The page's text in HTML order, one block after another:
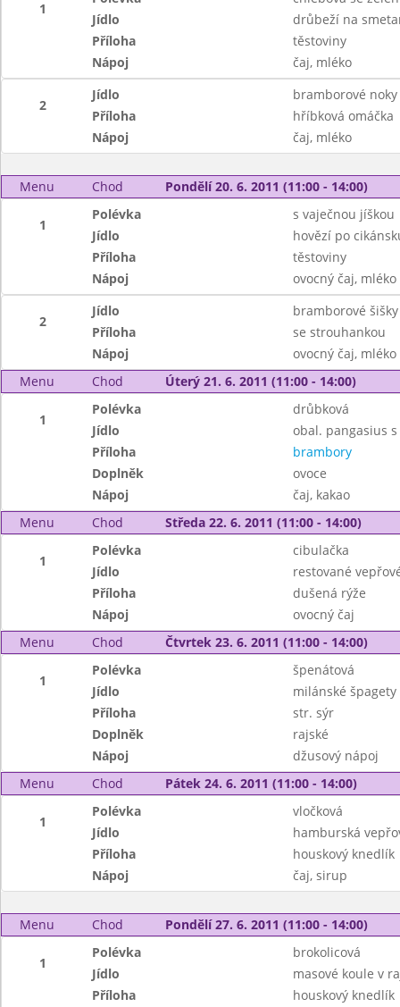
1
Jídlo
drůbeží na
Příloha
těstoviny
Nápoj
čaj, mléko
2
Jídlo
bramborové noky
Příloha
hříbková omáčka
Nápoj
čaj, mléko
Menu Chod Pondělí 20. 6. 2011 (11:00 - 14:00)
1
Polévka
s vaječnou jíškou
Jídlo
hovězí po
Příloha
těstoviny
Nápoj
ovocný čaj, mléko
2
Jídlo
bramborové šišky
Příloha
se strouhankou
Nápoj
ovocný čaj, mléko
Menu
Chod Úterý 21. 6. 2011 (11:00 - 14:00)
1
Polévka
drůbková
Jídlo
obal. pangasius
Příloha
brambory
Doplněk
ovoce
Nápoj
čaj, kakao
Menu
Chod Středa 22. 6. 2011 (11:00 - 14:00)
1
Polévka
cibulačka
Jídlo
restované
Příloha
dušená rýže
Nápoj
ovocný čaj
Menu
Chod Čtvrtek 23. 6. 2011 (11:00 - 14:00)
1
Polévka
špenátová
Jídlo
milánské špagety
Příloha
str. sýr
Doplněk
rajské
Nápoj
džusový nápoj
Menu
Chod Pátek 24. 6. 2011 (11:00 - 14:00)
1
Polévka
vločková
Jídlo
hamburská
Příloha
houskový knedlík
Nápoj
čaj, sirup
Menu Chod Pondělí 27. 6. 2011 (11:00 - 14:00)
1
Polévka
brokolicová
Jídlo
masové koule v
Příloha
houskový knedlík